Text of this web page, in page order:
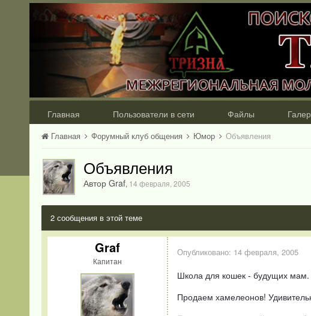
Главная Пользователи в сети Файлы
Главная Форумный клуб общения Юмор Объявления
Объявления
Автор Graf, 14 февраля, 2005
2 сообщения в этой теме
Graf
Капитан
Опубликовано: 14 февраля, 2005
Школа для кошек - будущих мам.
Продаем хамелеонов!